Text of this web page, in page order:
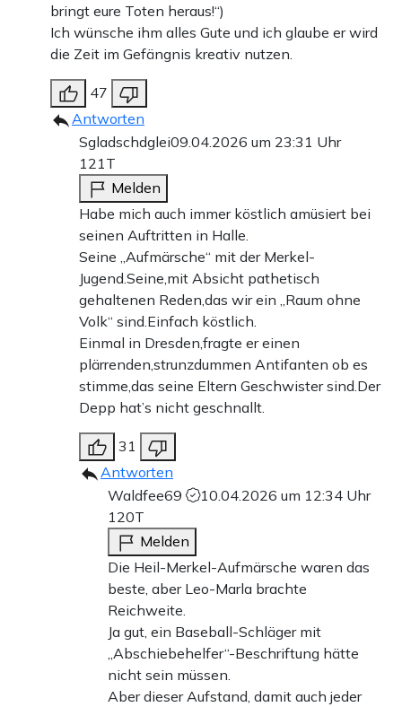
bringt eure Toten heraus!“)
Ich wünsche ihm alles Gute und ich glaube er wird
die Zeit im Gefängnis kreativ nutzen.
47
Antworten
Sgladschdglei09.04.2026 um 23:31 Uhr
121T
Melden
Habe mich auch immer köstlich amüsiert bei
seinen Auftritten in Halle.
Seine „Aufmärsche“ mit der Merkel-
Jugend.Seine,mit Absicht pathetisch
gehaltenen Reden,das wir ein „Raum ohne
Volk“ sind.Einfach köstlich.
Einmal in Dresden,fragte er einen
plärrenden,strunzdummen Antifanten ob es
stimme,das seine Eltern Geschwister sind.Der
Depp hat’s nicht geschnallt.
31
Antworten
Waldfee69
10.04.2026 um 12:34 Uhr
120T
Melden
Die Heil-Merkel-Aufmärsche waren das
beste, aber Leo-Marla brachte
Reichweite.
Ja gut, ein Baseball-Schläger mit
„Abschiebehelfer“-Beschriftung hätte
nicht sein müssen.
Aber dieser Aufstand, damit auch jeder